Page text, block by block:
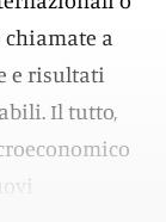
chiamate a
e risultati
Il tutto,